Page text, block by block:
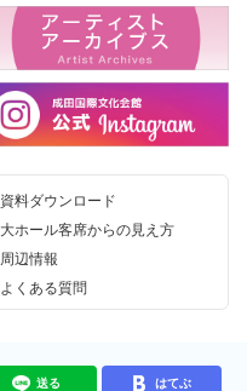
資料ダウンロード
大ホール客席からの見え方
周辺情報
よくある質問
送る はてぶ